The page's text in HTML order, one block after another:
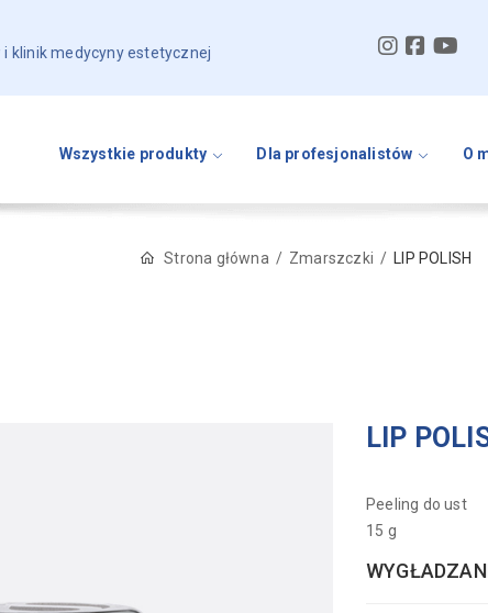
klinik medycyny estetycznej
Wszystkie produkty Dla profesjonalistów O
Strona główna Zmarszczki LIP POLISH
LIP
Peeling do ust
15 g